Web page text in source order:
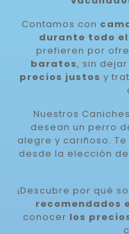
Contamos con
durante todo
prefieren por
baratos, sin
precios justos y
Nuestros
desean un perro
alegre y cariñoso.
desde la elección
¡Descubre por qué
recomendados
conocer los